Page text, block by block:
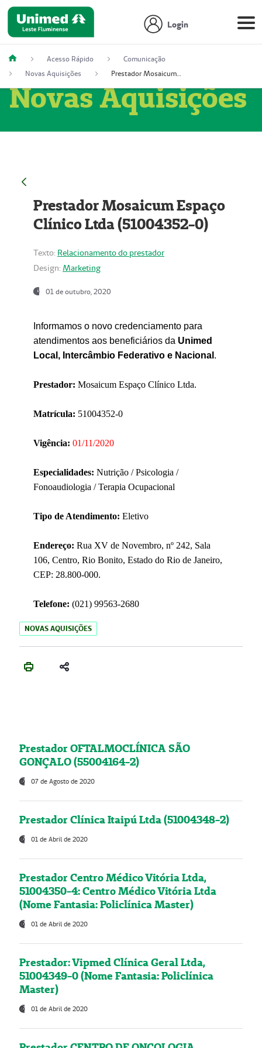
Login
Acesso Rápido
Comunicação
Novas Aquisições
Prestador Mosaicum Espaço Clínico Ltda (51004352-0)
Novas Aquisições
Prestador Mosaicum Espaço
Clínico Ltda (51004352-0)
Texto: Relacionamento do prestador
Design: Marketing
01 de outubro, 2020
Informamos o novo credenciamento para
atendimentos aos beneficiários da Unimed
Local, Intercâmbio Federativo e Nacional .
Prestador: Mosaicum Espaço Clínico Ltda.
Matrícula: 51004352-0
Vigência: 01/11/2020
Especialidades: Nutrição / Psicologia /
Fonoaudiologia / Terapia Ocupacional
Tipo de Atendimento: Eletivo
Endereço: Rua XV de Novembro, nº 242, Sala
106, Centro, Rio Bonito, Estado do Rio de Janeiro,
CEP: 28.800-000.
Telefone: (021) 99563-2680
NOVAS AQUISIÇÕES
Prestador OFTALMOCLÍNICA SÃO
GONÇALO (55004164-2)
07 de Agosto de 2020
Prestador Clínica Itaipú Ltda (51004348-2)
01 de Abril de 2020
Prestador Centro Médico Vitória Ltda,
51004350-4: Centro Médico Vitória Ltda
(Nome Fantasia: Policlínica Master)
01 de Abril de 2020
Prestador: Vipmed Clínica Geral Ltda,
51004349-0 (Nome Fantasia: Policlínica
Master)
01 de Abril de 2020